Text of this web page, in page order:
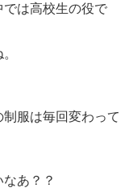
は高校生の役で
服は毎回変わって
あ？？